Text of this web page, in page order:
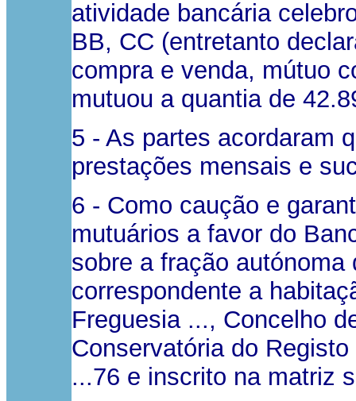
atividade bancária
BB, CC (entretanto
compra e venda, mútuo
mutuou a quantia de
5 - As partes acordaram
prestações mensais e
6 - Como caução e
mutuários a favor do
sobre a fração autónoma
correspondente a
Freguesia ..., Concelho
Conservatória do
...76 e inscrito na matriz